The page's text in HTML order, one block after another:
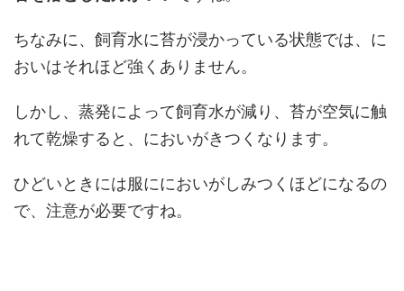
ちなみに、飼育水に苔が浸かっている状態では、に
おいはそれほど強くありません。
しかし、蒸発によって飼育水が減り、苔が空気に触
れて乾燥すると、においがきつくなります。
ひどいときには服ににおいがしみつくほどになるの
で、注意が必要ですね。